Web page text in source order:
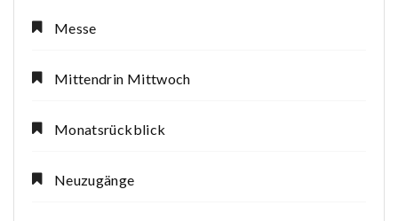
Messe
Mittendrin Mittwoch
Monatsrückblick
Neuzugänge